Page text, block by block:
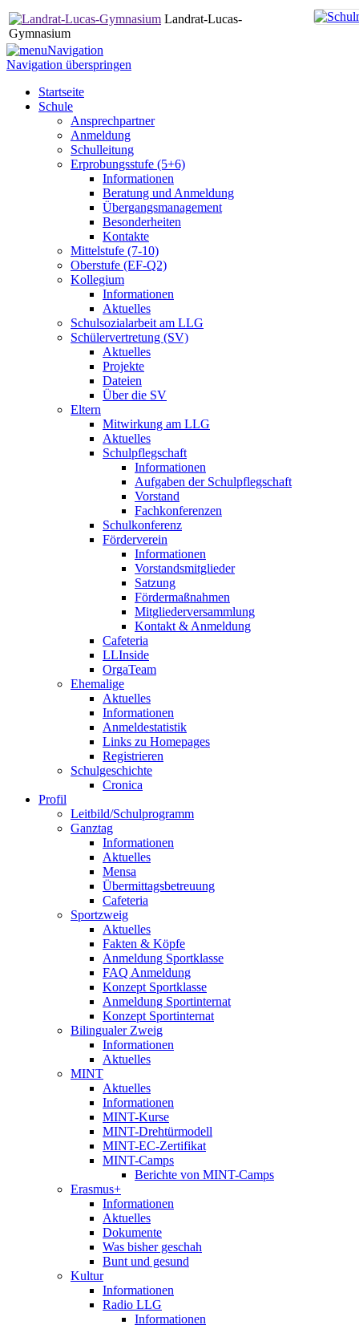
Landrat-Lucas-
Gymnasium
Navigation
Navigation überspringen
Startseite
Schule
Ansprechpartner
Anmeldung
Schulleitung
Erprobungsstufe (5+6)
Informationen
Beratung und Anmeldung
Übergangsmanagement
Besonderheiten
Kontakte
Mittelstufe (7-10)
Oberstufe (EF-Q2)
Kollegium
Informationen
Aktuelles
Schulsozialarbeit am LLG
Schülervertretung (SV)
Aktuelles
Projekte
Dateien
Über die SV
Eltern
Mitwirkung am LLG
Aktuelles
Schulpflegschaft
Informationen
Aufgaben der Schulpflegschaft
Vorstand
Fachkonferenzen
Schulkonferenz
Förderverein
Informationen
Vorstandsmitglieder
Satzung
Fördermaßnahmen
Mitgliederversammlung
Kontakt & Anmeldung
Cafeteria
LLInside
OrgaTeam
Ehemalige
Aktuelles
Informationen
Anmeldestatistik
Links zu Homepages
Registrieren
Schulgeschichte
Cronica
Profil
Leitbild/Schulprogramm
Ganztag
Informationen
Aktuelles
Mensa
Übermittagsbetreuung
Cafeteria
Sportzweig
Aktuelles
Fakten & Köpfe
Anmeldung Sportklasse
FAQ Anmeldung
Konzept Sportklasse
Anmeldung Sportinternat
Konzept Sportinternat
Bilingualer Zweig
Informationen
Aktuelles
MINT
Aktuelles
Informationen
MINT-Kurse
MINT-Drehtürmodell
MINT-EC-Zertifikat
MINT-Camps
Berichte von MINT-Camps
Erasmus+
Informationen
Aktuelles
Dokumente
Was bisher geschah
Bunt und gesund
Kultur
Informationen
Radio LLG
Informationen